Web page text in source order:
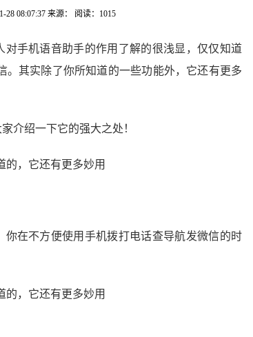
28 08:07:37 来源： 阅读：1015
手机语音助手的作用了解的很浅显，仅仅知道
。其实除了你所知道的一些功能外，它还有更多
介绍一下它的强大之处！
在不方便使用手机拨打电话查导航发微信的时